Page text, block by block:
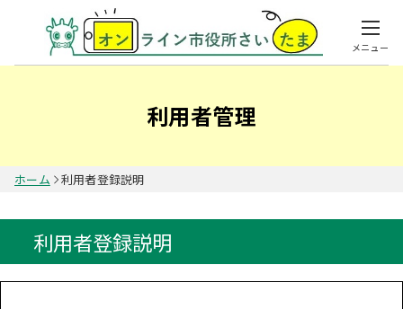
メニュー
利用者管理
ホーム 利用者登録説明
利用者登録説明